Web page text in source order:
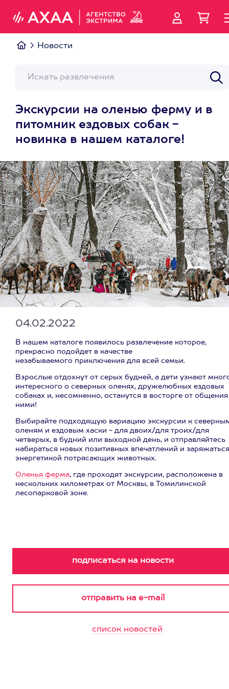
Новости
Экскурсии на оленью ферму и в
питомник ездовых собак -
новинка в нашем каталоге!
04.02.2022
В нашем каталоге появилось развлечение которое,
прекрасно подойдет в качестве
незабываемого приключения для всей семьи.
Взрослые отдохнут от серых будней, а дети узнают
интересного о северных оленях, дружелюбных ездовых
собаках и, несомненно, останутся в восторге от общения
ними!
Выбирайте подходящую вариацию экскурсии к
оленям и ездовым хаски - для двоих/для троих/для
четверых, в будний или выходной день, и отправляйтесь
набираться новых позитивных впечатлений и заряжаться
энергетикой потрясающих животных.
Оленья ферма, где проходят экскурсии, расположена в
нескольких километрах от Москвы, в Томилинской
лесопарковой зоне.
список новостей